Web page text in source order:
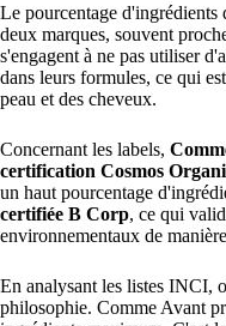
Le pourcentage d'ingrédients
deux marques, souvent
s'engagent à ne pas utiliser
dans leurs formules, ce qui
peau et des cheveux.
Concernant les labels,
certification Cosmos
un haut pourcentage
certifiée B Corp, ce qui
environnementaux de
En analysant les listes INCI,
philosophie. Comme Avant